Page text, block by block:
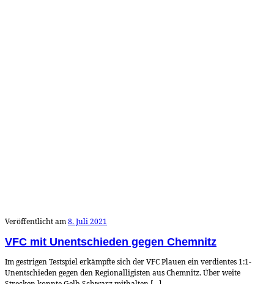
Veröffentlicht am8. Juli 2021
VFC mit Unentschieden gegen Chemnitz
Im gestrigen Testspiel erkämpfte sich der VFC Plauen ein verdientes 1:1-
Unentschieden gegen den Regionalligisten aus Chemnitz. Über weite